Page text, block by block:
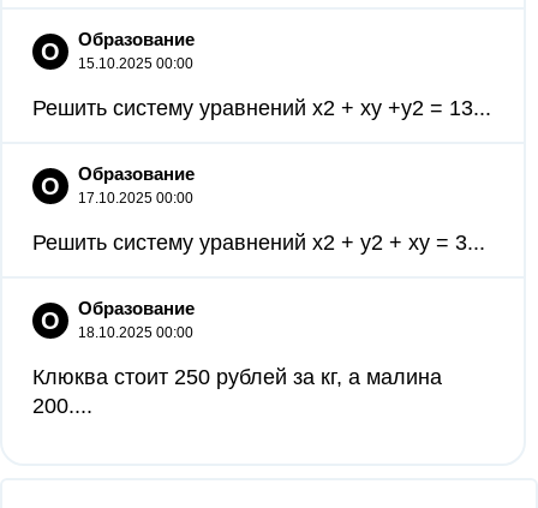
О Образование
15.10.2025 00:00
Решить систему уравнений x2 + xy +y2 = 13...
О Образование
17.10.2025 00:00
Решить систему уравнений x2 + y2 + xy = 3...
О Образование
18.10.2025 00:00
Клюква стоит 250 рублей за кг, а малина
200....